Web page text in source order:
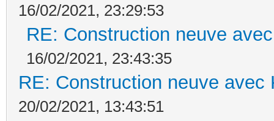
16/02/2021, 23:29:53
RE: Construction neuve
16/02/2021, 23:43:35
RE: Construction neuve avec
20/02/2021, 13:43:51